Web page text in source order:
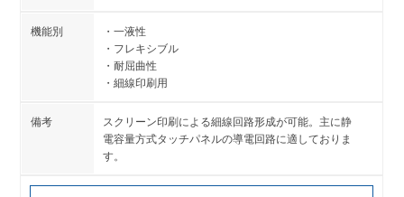
一液性
フレキシブル
耐屈曲性
細線印刷用
スクリーン印刷による細線回路形成が可能。主に静
電容量方式タッチパネルの導電回路に適しておりま
す。